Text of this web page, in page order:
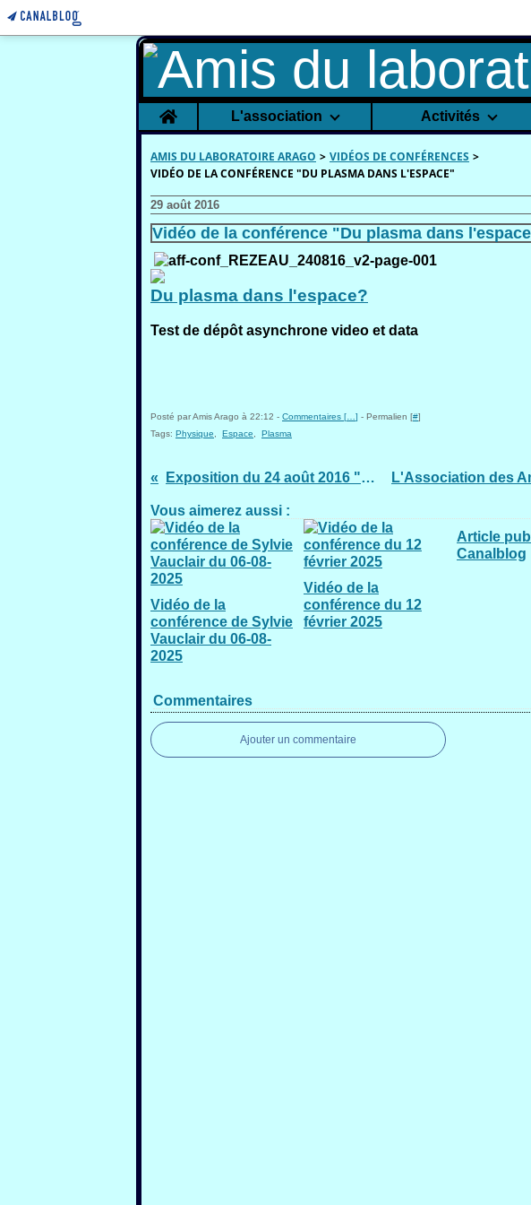
Home L'association Activités
AMIS DU LABORATOIRE ARAGO > VIDÉOS DE CONFÉRENCES >
VIDÉO DE LA CONFÉRENCE "DU PLASMA DANS L'ESPACE"
29 août 2016
Vidéo de la conférence "Du plasma dans
Du plasma dans l'espace?
Test de dépôt asynchrone video et data
Posté par Amis Arago à 22:12 - Commentaires [ ] - Permalien [#]
Tags: Physique Espace Plasma
Exposition du 24 août 2016 "Le monde merveilleux des unicellulaires marins"
Vous aimerez aussi :
Vidéo de la
conférence de Sylvie
Vauclair du 06-08-
2025
Vidéo de la
conférence du 12
février 2025
Article
Canalblog
Commentaires
Ajouter un commentaire